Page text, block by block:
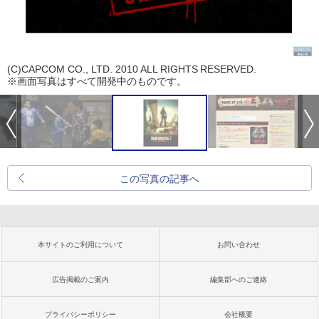
(C)CAPCOM CO., LTD. 2010 ALL RIGHTS RESERVED.
※画面写真はすべて開発中のものです。
この写真の記事へ
本サイトのご利用について お問い合わせ
広告掲載のご案内 編集部へのご連絡
プライバシーポリシー 会社概要